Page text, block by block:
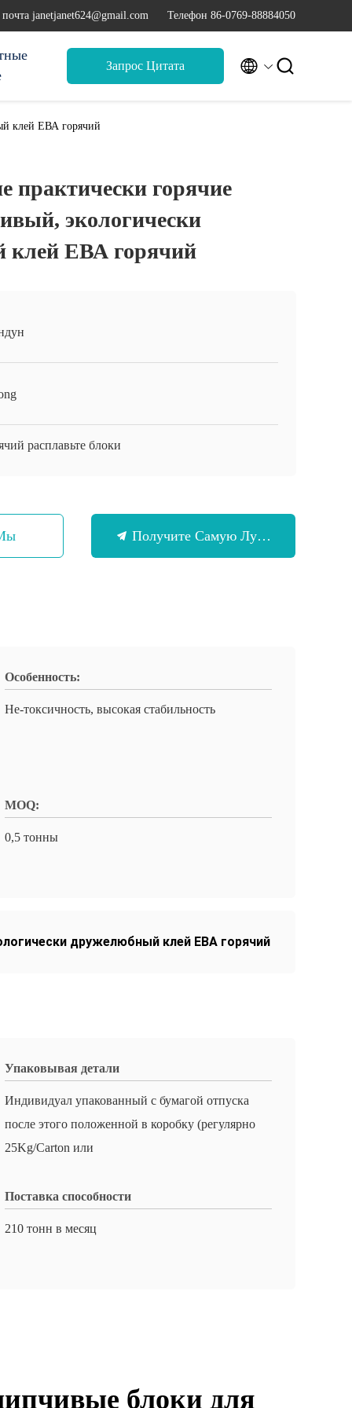
janetjanet624@gmail.com Телефон 86-0769-88884050
Запрос Цитата  
клей ЕВА горячий
практически горячие
экологически
клей ЕВА горячий
расплавьте блоки
Получите Самую Лучшую Цену
Особенность:
Не-токсичность, высокая стабильность
MOQ:
0,5 тонны
дружелюбный клей ЕВА горячий
Упаковывая детали
Индивидуал упакованный с бумагой отпуска
после этого положенной в коробку (регулярно
25Kg/Carton или
Поставка способности
210 тонн в месяц
блоки для